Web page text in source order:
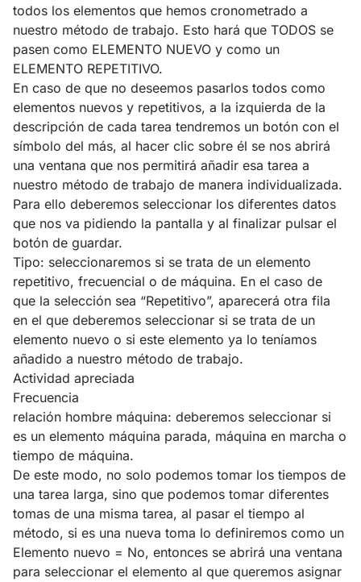
todos los elementos que hemos cronometrado a
nuestro método de trabajo. Esto hará que TODOS se
pasen como ELEMENTO NUEVO y como un
ELEMENTO REPETITIVO.
En caso de que no deseemos pasarlos todos como
elementos nuevos y repetitivos, a la izquierda de la
descripción de cada tarea tendremos un botón con el
símbolo del más, al hacer clic sobre él se nos abrirá
una ventana que nos permitirá añadir esa tarea a
nuestro método de trabajo de manera individualizada.
Para ello deberemos seleccionar los diferentes datos
que nos va pidiendo la pantalla y al finalizar pulsar el
botón de guardar.
Tipo: seleccionaremos si se trata de un elemento
repetitivo, frecuencial o de máquina. En el caso de
que la selección sea “Repetitivo”, aparecerá otra fila
en el que deberemos seleccionar si se trata de un
elemento nuevo o si este elemento ya lo teníamos
añadido a nuestro método de trabajo.
Actividad apreciada
Frecuencia
relación hombre máquina: deberemos seleccionar si
es un elemento máquina parada, máquina en marcha o
tiempo de máquina.
De este modo, no solo podemos tomar los tiempos de
una tarea larga, sino que podemos tomar diferentes
tomas de una misma tarea, al pasar el tiempo al
método, si es una nueva toma lo definiremos como un
Elemento nuevo = No, entonces se abrirá una ventana
para seleccionar el elemento al que queremos asignar